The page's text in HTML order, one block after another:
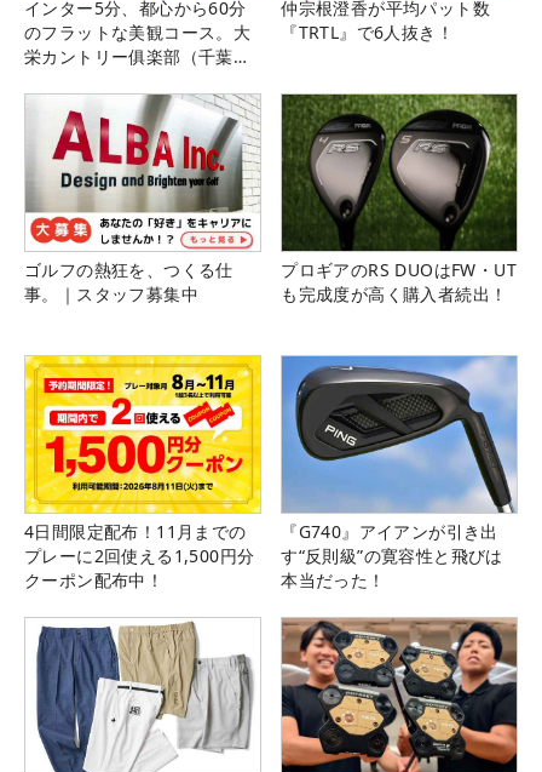
インター5分、都心から60分
のフラットな美観コース。大
栄カントリー俱楽部（千葉
仲宗根澄香が平均パット数
『TRTL』で6人抜き！
ゴルフの熱狂を、つくる仕
事。｜スタッフ募集中
プロギアのRS DUOはFW・UT
も完成度が高く購入者続出！
4日間限定配布！11月までの
プレーに2回使える1,500円分
クーポン配布中！
『G740』アイアンが引き出
す“反則級”の寛容性と飛びは
本当だった！